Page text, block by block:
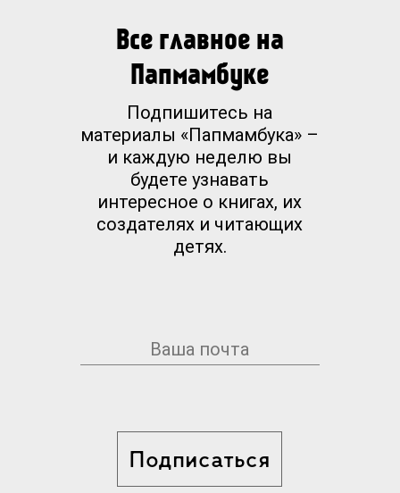
Все главное на
Папмамбуке
Подпишитесь на
материалы «Папмамбука» –
и каждую неделю вы
будете узнавать
интересное о книгах, их
создателях и читающих
детях.
Подписаться